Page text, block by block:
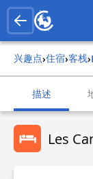
兴趣点› 住宿› 客栈›
描述
Les